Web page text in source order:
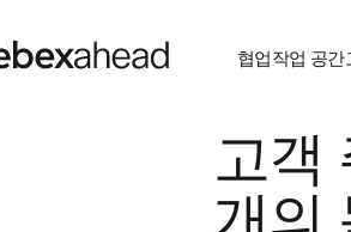
협업작업 공간
고객